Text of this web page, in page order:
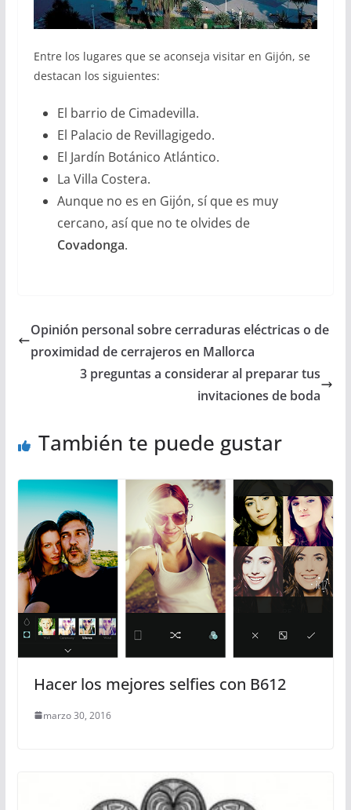
Entre los lugares que se aconseja visitar en Gijón, se
destacan los siguientes:
El barrio de Cimadevilla.
El Palacio de Revillagigedo.
El Jardín Botánico Atlántico.
La Villa Costera.
Aunque no es en Gijón, sí que es muy
cercano, así que no te olvides de
Covadonga.
Opinión personal sobre cerraduras eléctricas o de
proximidad de cerrajeros en Mallorca
3 preguntas a considerar al preparar tus
invitaciones de boda
También te puede gustar
Hacer los mejores selfies con B612
marzo 30, 2016